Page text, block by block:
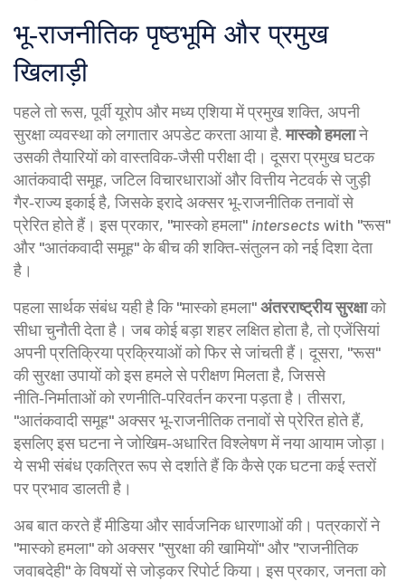
भू‑राजनीतिक पृष्ठभूमि और प्रमुख
खिलाड़ी
पहले तोरूस,पूर्वी यूरोप और मध्य एशिया में प्रमुख शक्ति, अपनी
सुरक्षा व्यवस्था को लगातार अपडेट करता आया है.मास्को हमलाने
उसकी तैयारियों को वास्तविक‑जैसी परीक्षा दी। दूसरा प्रमुख घटक
आतंकवादी समूह,जटिल विचारधाराओं और वित्तीय नेटवर्क से जुड़ी
गैर‑राज्य इकाईहै, जिसके इरादे अक्सर भू‑राजनीतिक तनावों से
प्रेरित होते हैं। इस प्रकार, "मास्को हमला" intersects with "रूस"
और "आतंकवादी समूह" के बीच की शक्ति‑संतुलन को नई दिशा देता
है।
पहला सार्थक संबंध यही है कि "मास्को हमला"अंतरराष्ट्रीय सुरक्षाको
सीधा चुनौती देता है। जब कोई बड़ा शहर लक्षित होता है, तो एजेंसियां
अपनी प्रतिक्रिया प्रक्रियाओं को फिर से जांचती हैं। दूसरा, "रूस"
की सुरक्षा उपायों को इस हमले से परीक्षण मिलता है, जिससे
नीति‑निर्माताओं को रणनीति‑परिवर्तन करना पड़ता है। तीसरा,
"आतंकवादी समूह" अक्सर भू‑राजनीतिक तनावों से प्रेरित होते हैं,
इसलिए इस घटना ने जोखिम‑अधारित विश्लेषण में नया आयाम जोड़ा।
ये सभी संबंध एकत्रित रूप से दर्शाते हैं कि कैसे एक घटना कई स्तरों
पर प्रभाव डालती है।
अब बात करते हैं मीडिया और सार्वजनिक धारणाओं की। पत्रकारों ने
"मास्को हमला" को अक्सर "सुरक्षा की खामियों" और "राजनीतिक
जवाबदेही" के विषयों से जोड़कर रिपोर्ट किया। इस प्रकार, जनता को